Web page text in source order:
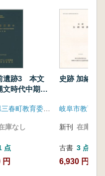
品
リー
相/
相)/
に人為的な改変を
法)/
めぐる墓制の検討
基礎的検討/
遺跡3 本文
時代中期末
福島県三春町教育委員会
庫なし
点
円
史跡 加納城
新刊 在庫なし
古書 3 点
6,930 円~